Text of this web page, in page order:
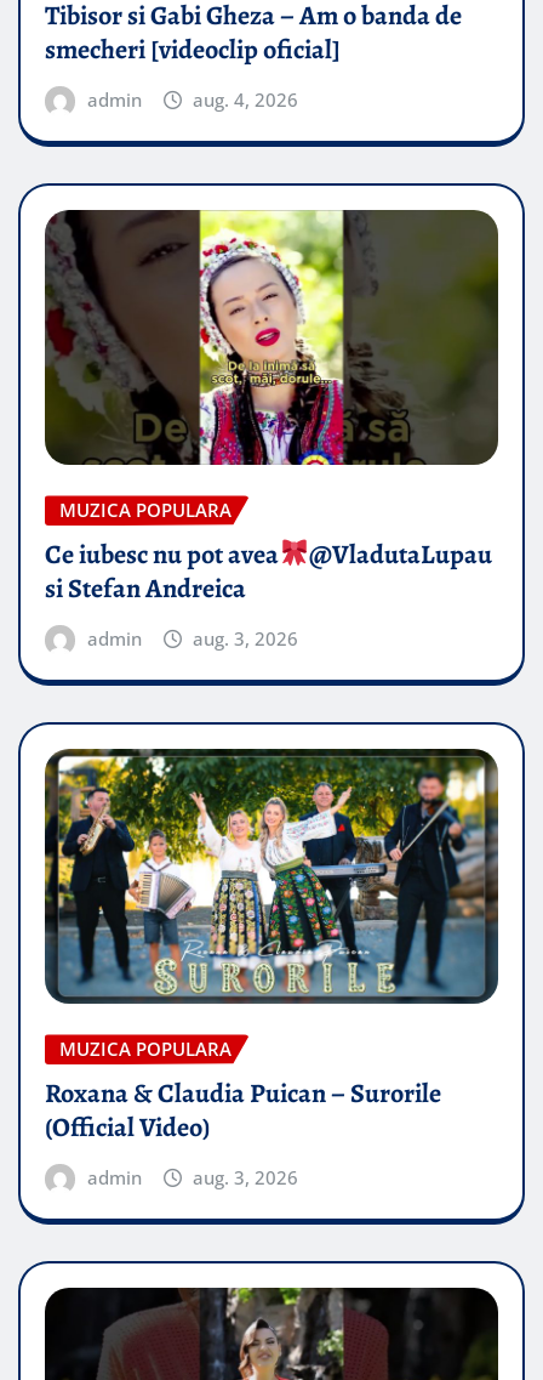
Tibisor si Gabi Gheza – Am o banda de
smecheri [videoclip oficial]
admin aug. 4, 2026
MUZICA POPULARA
Ce iubesc nu pot avea
​@VladutaLupau
si Stefan Andreica
admin aug. 3, 2026
MUZICA POPULARA
Roxana & Claudia Puican – Surorile
(Official Video)
admin aug. 3, 2026